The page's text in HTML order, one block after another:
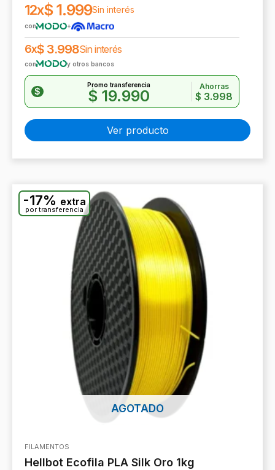
12x$1.999Sin interés
con +
6x$ 3.998Sin interés
con y otros bancos
$
Promo transferencia
$19.990
Ahorras
$ 3.998
Ver producto
-17% extra
por transferencia
AGOTADO
FILAMENTOS
Hellbot Ecofila PLA Silk Oro 1kg